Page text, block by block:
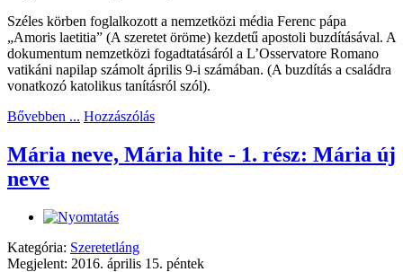
Széles körben foglalkozott a nemzetközi média Ferenc pápa
„Amoris laetitia” (A szeretet öröme) kezdetű apostoli buzdításával. A
dokumentum nemzetközi fogadtatásáról a L’Osservatore Romano
vatikáni napilap számolt április 9-i számában. (A buzdítás a családra
vonatkozó katolikus tanításról szól).
Bővebben ... Hozzászólás
Mária neve, Mária hite - 1. rész: Mária új
neve
Kategória: Szeretetláng
Megjelent: 2016. április 15. péntek